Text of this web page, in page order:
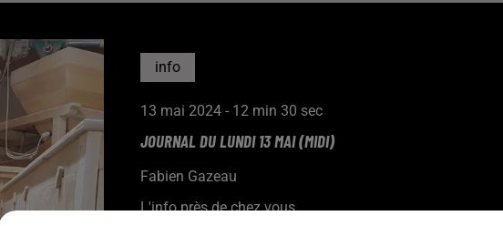
info
13 mai 2024 - 12 min 30 sec
JOURNAL DU LUNDI 13 MAI (MIDI)
Fabien Gazeau
L'info près de chez vous